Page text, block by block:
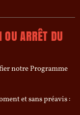
ARRÊT DU
notre Programme
et sans préavis :